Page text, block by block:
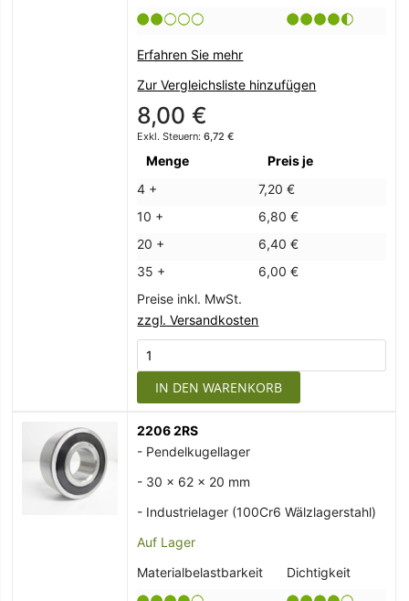
Erfahren Sie mehr
Zur Vergleichsliste hinzufügen
8,00 €
6,72 €
Menge
Preis je
4 +
7,20 €
10 +
6,80 €
20 +
6,40 €
35 +
6,00 €
Preise inkl. MwSt.
zzgl. Versandkosten
IN DEN WARENKORB
2206 2RS
- Pendelkugellager
- 30 x 62 x 20 mm
- Industrielager (100Cr6 Wälzlagerstahl)
Auf Lager
Materialbelastbarkeit
Dichtigkeit